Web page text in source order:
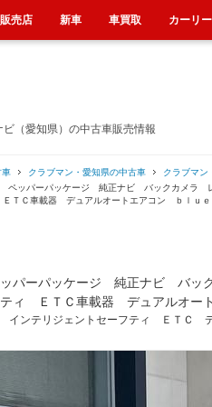
（愛知県）の中古車販売情報
車 クラブマン・愛知県の中古車
クラブマン
ペッパーパッケージ 純正ナビ バックカメラ
ＴＣ車載器 デュアルオートエアコン ｂｌｕ
パーパッケージ 純正ナビ バッ
ィ ＥＴＣ車載器 デュアルオー
ンテリジェントセーフティ ＥＴＣ デ
売店 新車 車買取 カーリ